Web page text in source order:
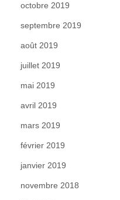
octobre 2019
septembre 2019
août 2019
juillet 2019
mai 2019
avril 2019
mars 2019
février 2019
janvier 2019
novembre 2018